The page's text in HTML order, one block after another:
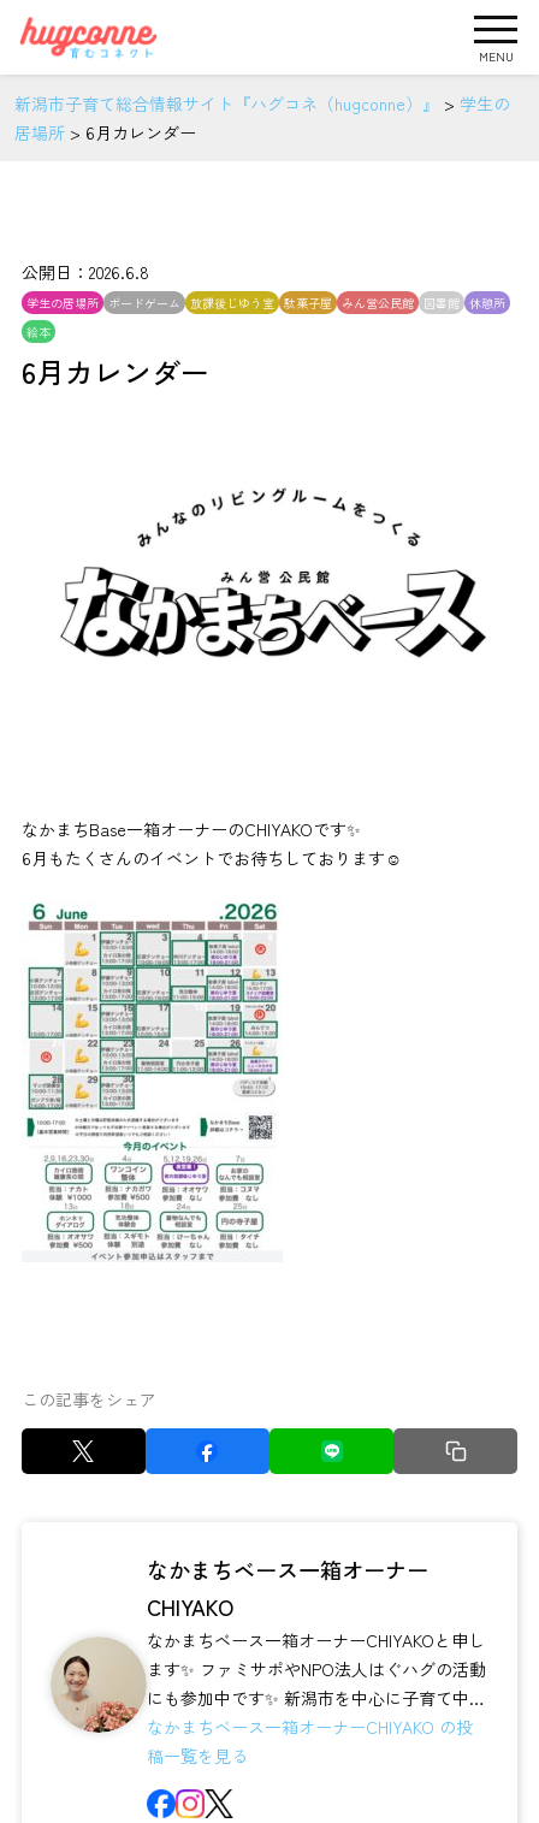
MENU
新潟市子育て総合情報サイト『ハグコネ（hugconne）』 > 学生の
居場所 > 6月カレンダー
公開日：2026.6.8
学生の居場所 ボードゲーム 放課後じゆう室 駄菓子屋 みん営公民館 図書館 休憩所
絵本
6月カレンダー
なかまちBase一箱オーナーのCHIYAKOです✨
6月もたくさんのイベントでお待ちしております☺︎
この記事をシェア
なかまちベース一箱オーナー
CHIYAKO
なかまちベース一箱オーナーCHIYAKOと申し
ます✨ ファミサポやNPO法人はぐハグの活動
にも参加中です✨ 新潟市を中心に子育て中の
皆さんに活用いただけ...
なかまちベース一箱オーナーCHIYAKO の投
稿一覧を見る